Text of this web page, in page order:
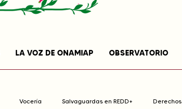
LA VOZ DE ONAMIAP OBSERVATORIO
Vocería Salvaguardas en REDD+ Derechos